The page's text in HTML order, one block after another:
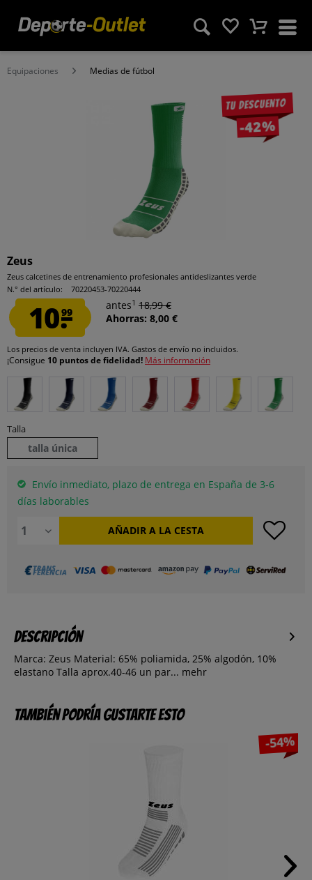
Equipaciones Medias de fútbol
Tu descuento
-42%
Zeus
Zeus calcetines de entrenamiento profesionales antideslizantes verde
N.° del artículo:
70220453-70220444
10.99
antes1 18,99 €
Ahorras: 8,00 €
Los precios de venta incluyen IVA. Gastos de envío no incluidos.
¡Consigue 10 puntos de fidelidad! Más información
Talla
talla única
Envío inmediato, plazo de entrega en España de 3-6
días laborables
AÑADIR A LA CESTA
Descripción
Marca: Zeus Material: 65% poliamida, 25% algodón, 10%
elastano Talla aprox.40-46 un par... mehr
También podría gustarte esto
-54%